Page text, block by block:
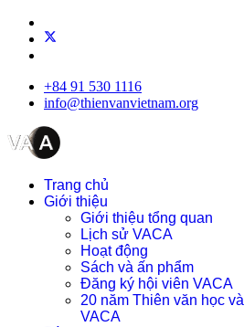
+84 91 530 1116
info@thienvanvietnam.org
Trang chủ
Giới thiệu
Giới thiệu tổng quan
Lịch sử VACA
Hoạt động
Sách và ấn phẩm
Đăng ký hội viên VACA
20 năm Thiên văn học và
VACA